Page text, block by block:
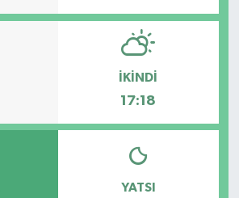
İKINDI
17:18
YATSI